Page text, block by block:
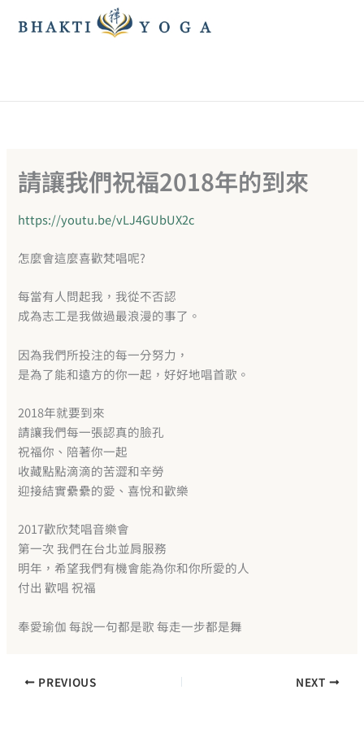
容
請讓我們祝福2018年的到來
https://youtu.be/vLJ4GUbUX2c
怎麼會這麼喜歡梵唱呢?
每當有人問起我，我從不否認
成為志工是我做過最浪漫的事了。
因為我們所投注的每一分努力，
是為了能和遠方的你一起，好好地唱首歌。
2018年就要到來
請讓我們每一張認真的臉孔
祝福你、陪著你一起
收藏點點滴滴的苦澀和辛勞
迎接結實纍纍的愛、喜悅和歡樂
2017歡欣梵唱音樂會
第一次 我們在台北並肩服務
明年，希望我們有機會能為你和你所愛的人
付出 歡唱 祝福
奉愛瑜伽 每說一句都是歌 每走一步都是舞
PREVIOUS NEXT